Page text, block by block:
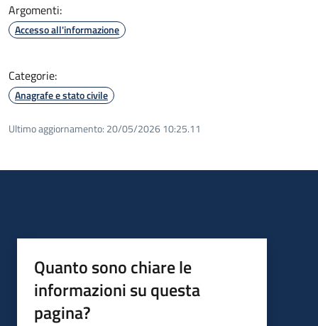
Argomenti:
Accesso all'informazione
Categorie:
Anagrafe e stato civile
Ultimo aggiornamento: 20/05/2026 10:25.11
Quanto sono chiare le
informazioni su questa
pagina?